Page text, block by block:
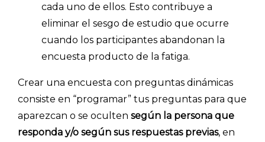
cada uno de ellos. Esto contribuye a
eliminar el sesgo de estudio que ocurre
cuando los participantes abandonan la
encuesta producto de la fatiga.
Crear una encuesta con preguntas dinámicas
consiste en “programar” tus preguntas para que
aparezcan o se oculten según la persona que
responda y/o según sus respuestas previas, en